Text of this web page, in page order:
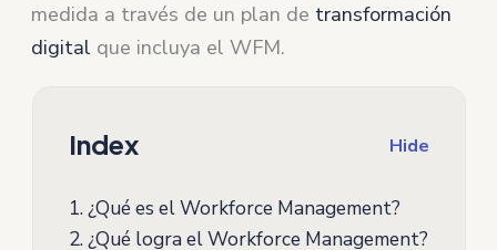
medida a través de un plan de transformación
digital que incluya el WFM.
Index Hide
1.¿Qué es el Workforce Management?
2.¿Qué logra el Workforce Management?